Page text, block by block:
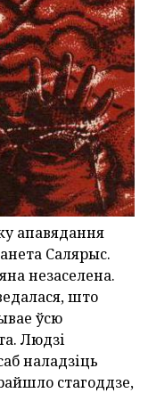
апавядання
Салярыс.
незаселена.
што
ўсю
Людзі
наладзіць
стагоддзе,